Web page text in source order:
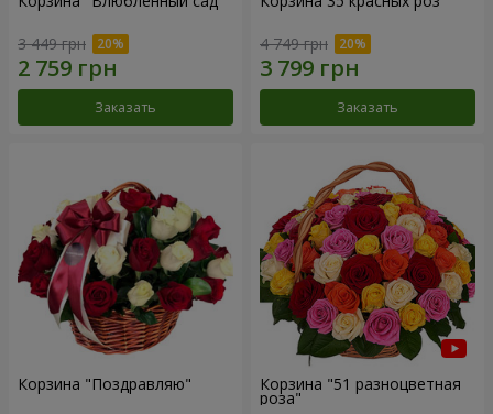
3 449 грн
Заказать
4 749 грн
Заказать
Корзина "Поздравляю" Корзина "51 разноцветная
роза"